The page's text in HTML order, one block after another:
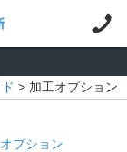
> 加工オプション
プション